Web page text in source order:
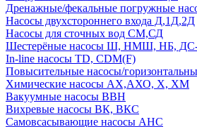
Дренажные/фекальные
Насосы двухстороннего входа Д,1Д,2Д
Насосы для сточных вод СМ,СД
Шестерёные насосы Ш, НМШ, НБ, ДС-
In-line насосы TD, CDM(F)
Повысительные насосы/
Химические насосы АХ,АХО, Х, ХМ
Вакуумные насосы ВВН
Вихревые насосы ВК, ВКС
Самовсасывающие насосы АНС